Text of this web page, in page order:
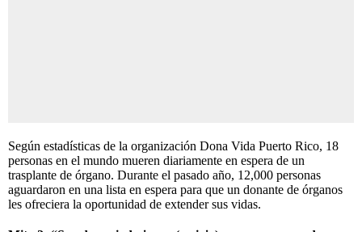
Según estadísticas de la organización Dona Vida Puerto Rico, 18
personas en el mundo mueren diariamente en espera de un
trasplante de órgano. Durante el pasado año, 12,000 personas
aguardaron en una lista en espera para que un donante de órganos
les ofreciera la oportunidad de extender sus vidas.